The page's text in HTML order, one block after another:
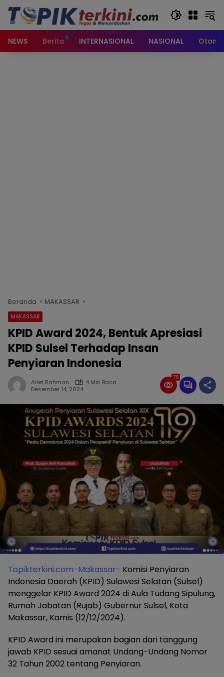
Langsung
konten
NEWS
Berita INTERNASIONAL NASIONAL
Beranda MAKASSAR
MAKASSAR
KPID Award 2024, Bentuk Apresiasi
KPID Sulsel Terhadap Insan
Penyiaran Indonesia
Arief Rahman
4 Min Baca
Desember 14, 2024
76
Topikterkini.com-Makassar- Komisi Penyiaran
Indonesia Daerah (KPID) Sulawesi Selatan (Sulsel)
menggelar KPID Award 2024 di Aula Tudang Sipulung,
Rumah Jabatan (Rujab) Gubernur Sulsel, Kota
Makassar, Kamis (12/12/2024).
KPID Award ini merupakan bagian dari tanggung
jawab KPID sesuai amanat Undang-Undang Nomor
32 Tahun 2002 tentang Penyiaran.